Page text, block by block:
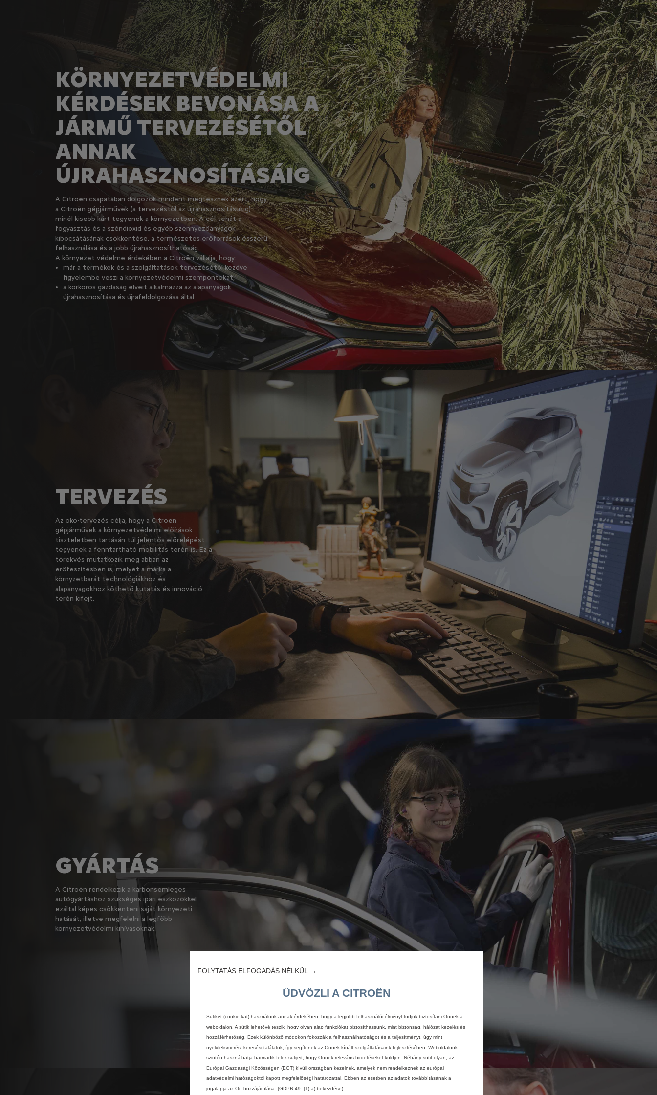
KÖRNYEZETVÉDELMI
KÉRDÉSEK BEVONÁSA A
JÁRMŰ TERVEZÉSÉTŐL
ANNAK
ÚJRAHASZNOSÍTÁSÁIG
A Citroën csapatában dolgozók mindent megtesznek azért, hogy
a Citroën gépjárművek (a tervezéstől az újrahasznosításukig)
minél kisebb kárt tegyenek a környezetben. A cél tehát a
fogyasztás és a széndioxid és egyéb szennyezőanyagok
kibocsátásának csökkentése, a természetes erőforrások ésszerű
felhasználása és a jobb újrahasznosíthatóság.
A környezet védelme érdekében a Citroën vállalja, hogy:
már a termékek és a szolgáltatások tervezésétől kezdve
figyelembe veszi a környezetvédelmi szempontokat,
a körkörös gazdaság elveit alkalmazza az alapanyagok
újrahasznosítása és újrafeldolgozása által.
TERVEZÉS
Az öko-tervezés célja, hogy a Citroën
gépjárművek a környezetvédelmi előírások
tiszteletben tartásán túl jelentős előrelépést
tegyenek a fenntartható mobilitás terén is. Ez a
törekvés mutatkozik meg abban az
erőfeszítésben is, melyet a márka a
környzetbarát technológiákhoz és
alapanyagokhoz köthető kutatás és innováció
terén kifejt.
GYÁRTÁS
A Citroën rendelkezik a karbonsemleges
autógyártáshoz szükséges ipari eszközökkel,
ezáltal képes csökkenteni saját környezeti
hatását, illetve megfelelni a legfőbb
környezetvédelmi kihívásoknak.
FOLYTATÁS ELFOGADÁS NÉLKÜL →
ÜDVÖZLI A CITROËN
Sütiket (cookie-kat) használunk annak érdekében, hogy a legjobb felhasználói élményt tudjuk biztosítani Önnek a
weboldalon. A sütik lehetővé teszik, hogy olyan alap funkciókat biztosíthassunk, mint biztonság, hálózat kezelés és
hozzáférhetőség. Ezek különböző módokon fokozzák a felhasználhatóságot és a teljesítményt, úgy mint
nyelvfelismerés, keresési találatok, így segítenek az Önnek kínált szolgáltatásaink fejlesztésében. Weboldalunk
szintén használhatja harmadik felek sütijeit, hogy Önnek releváns hirdetéseket küldjön. Néhány sütit olyan, az
Európai Gazdasági Közösségen (EGT) kívüli országban kezelnek, amelyek nem rendelkeznek az európai
adatvédelmi hatóságoktól kapott megfelelőségi határozattal. Ebben az esetben az adatok továbbításának a
jogalapja az Ön hozzájárulása. (GDPR 49. (1) a) bekezdése)